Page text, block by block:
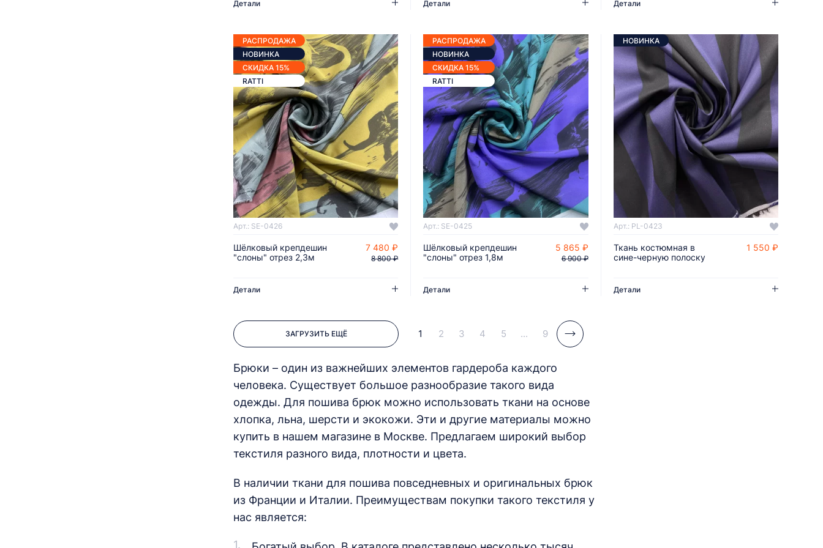
Детали Детали Детали
ДОБАВИТЬ В КОРЗИНУ
РАСПРОДАЖА
НОВИНКА
СКИДКА 15%
RATTI
Арт.: SE-0426
Шёлковый крепдешин
"слоны" отрез 2,3м
7 480 ₽
8 800 ₽
Детали
ДОБАВИТЬ В КОРЗИНУ
РАСПРОДАЖА
НОВИНКА
СКИДКА 15%
RATTI
Арт.: SE-0425
Шёлковый крепдешин
"слоны" отрез 1,8м
5 865 ₽
6 900 ₽
Детали
ДОБАВИТЬ В КОРЗИНУ
НОВИНКА
Арт.: PL-0423
Ткань костюмная в
сине-черную полоску
1 550 ₽
Детали
ЗАГРУЗИТЬ ЕЩЁ 1 2 3 4 5 ... 9
Брюки – один из важнейших элементов гардероба каждого
человека. Существует большое разнообразие такого вида
одежды. Для пошива брюк можно использовать ткани на основе
хлопка, льна, шерсти и экокожи. Эти и другие материалы можно
купить в нашем магазине в Москве. Предлагаем широкий выбор
текстиля разного вида, плотности и цвета.
В наличии ткани для пошива повседневных и оригинальных брюк
из Франции и Италии. Преимуществам покупки такого текстиля у
нас является: